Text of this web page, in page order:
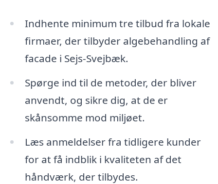
Indhente minimum tre tilbud fra lokale
firmaer, der tilbyder algebehandling af
facade i Sejs-Svejbæk.
Spørge ind til de metoder, der bliver
anvendt, og sikre dig, at de er
skånsomme mod miljøet.
Læs anmeldelser fra tidligere kunder
for at få indblik i kvaliteten af det
håndværk, der tilbydes.